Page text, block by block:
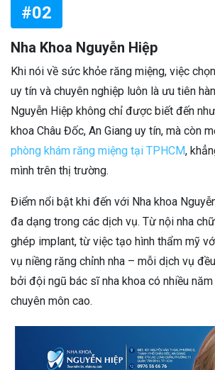
#02
Nha Khoa Nguyễn Hiệp
Khi nói về sức khỏe răng miệng, việc
uy tín và chuyên nghiệp luôn là ưu tiên
Nguyễn Hiệp không chỉ được biết đến
khoa Châu Đốc, An Giang uy tín, mà còn
phòng khám răng miệng tại TPHCM,
mình trên thị trường.
Điểm nổi bật khi đến với Nha khoa
đa dạng trong các dịch vụ. Từ nội nha
ghép implant, từ việc tạo hình thẩm mỹ
vụ niềng răng chỉnh nha – mỗi dịch vụ
bởi đội ngũ bác sĩ nha khoa có nhiều
chuyên môn cao.